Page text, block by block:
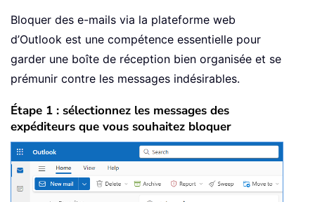
Bloquer des e-mails via la plateforme web
d’Outlook est une compétence essentielle pour
garder une boîte de réception bien organisée et se
prémunir contre les messages indésirables.
Étape 1 : sélectionnez les messages des
expéditeurs que vous souhaitez bloquer